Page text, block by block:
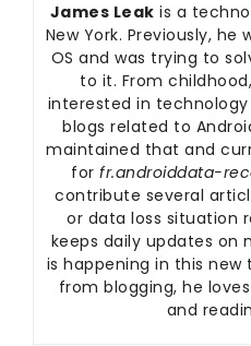
James Leak is a
New York. Previously, he
OS and was trying to
to it. From
interested in
blogs related to
maintained that and
for fr.androiddata-
contribute several
or data loss situation
keeps daily updates on
is happening in this new
from blogging, he
and